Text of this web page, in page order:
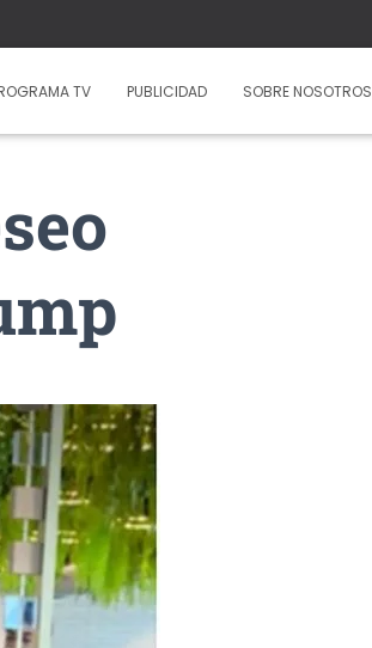
TV PUBLICIDAD SOBRE NOSOTROS